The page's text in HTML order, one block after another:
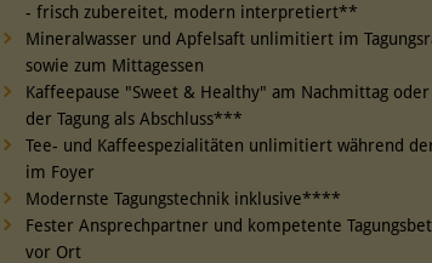
- frisch zubereitet, modern interpretiert**
Mineralwasser und Apfelsaft unlimitiert im
sowie zum Mittagessen
Kaffeepause "Sweet & Healthy" am Nachmittag oder
der Tagung als Abschluss***
Tee- und Kaffeespezialitäten unlimitiert während
im Foyer
Modernste Tagungstechnik inklusive****
Fester Ansprechpartner und kompetente
vor Ort